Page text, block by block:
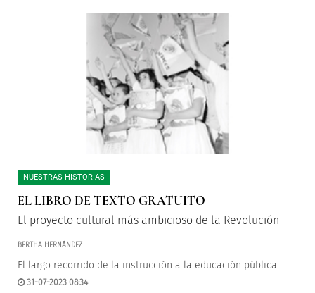
NUESTRAS HISTORIAS
EL LIBRO DE TEXTO GRATUITO
El proyecto cultural más ambicioso de la Revolución
BERTHA HERNÁNDEZ
El largo recorrido de la instrucción a la educación pública
31-07-2023 08:34